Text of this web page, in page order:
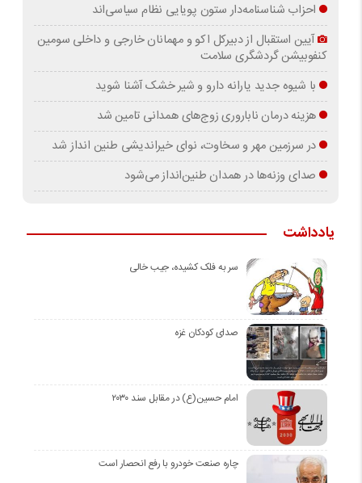
احزاب شناسنامه‌دار ستون پویایی نظام سیاسی‌اند
آیین استقبال از دبیرکل اکو و مهمانان خارجی و داخلی سومین
کنفوبیشن گردشگری سلامت
با شیوه جدید یارانه دارو و شیر خشک آشنا شوید
هزینه درمان ناباروری زوج‌های همدانی تامین شد
در سرزمین مهر و سخاوت، نوای خیراندیشی طنین انداز شد
صدای وزنه‌ها در همدان طنین‌انداز می‌شود
یادداشت
سر به فلک کشیده، جیب خالی
صدای کودکان غزه
امام حسین(ع) در مقابل سند ۲۰۳۰
چاره صنعت خودرو با رفع انحصار است